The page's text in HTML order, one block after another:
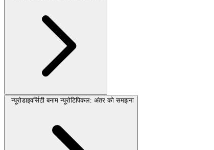
न्यूरोडाइवर्सिटी बनाम न्यूरोटिपिकल: अंतर को समझना